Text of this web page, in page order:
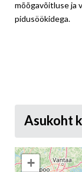
mõõgavõitluse ja
pidusöökidega.
Asukoht
+